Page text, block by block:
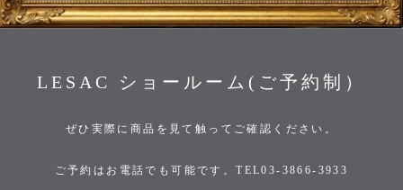
LESAC ショールーム(ご予約制）
ぜひ実際に商品を見て触ってご確認ください。
ご予約はお電話でも可能です。TEL03-3866-3933